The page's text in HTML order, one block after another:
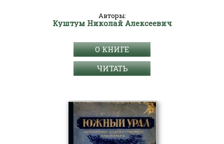
Авторы:
Куштум Николай Алексеевич
О КНИГЕ
ЧИТАТЬ